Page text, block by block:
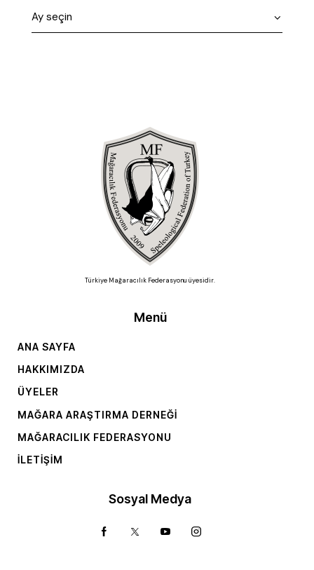
Türkiye Mağaracılık Federasyonu üyesidir.
Menü
ANA SAYFA
HAKKIMIZDA
ÜYELER
MAĞARA ARAŞTIRMA DERNEĞI
MAĞARACILIK FEDERASYONU
İLETIŞIM
Sosyal Medya